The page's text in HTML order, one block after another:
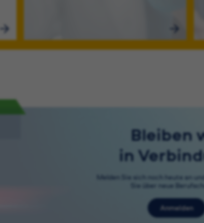
Bleiben
in
Melden Sie sich noch heute an
Sie über neue
Anmelden